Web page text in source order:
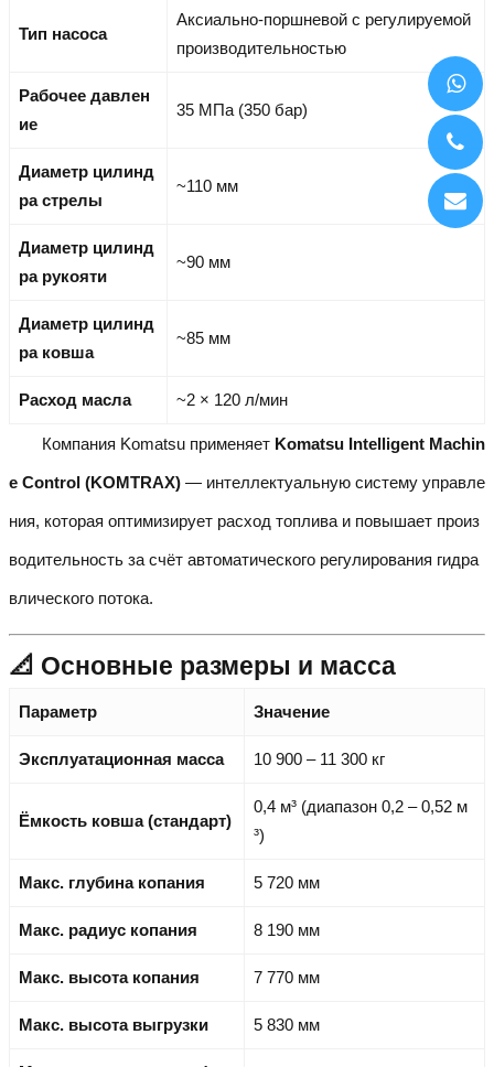
Тип насоса
Аксиально-поршневой с регулируемой
производительностью
Рабочее давлен
ие
35 МПа (350 бар)
Диаметр цилинд
ра стрелы
~110 мм
Диаметр цилинд
ра рукояти
~90 мм
Диаметр цилинд
ра ковша
~85 мм
Расход масла ~2 × 120 л/мин
Компания Komatsu применяет Komatsu Intelligent Machin
e Control (KOMTRAX) — интеллектуальную систему управле
ния, которая оптимизирует расход топлива и повышает произ
водительность за счёт автоматического регулирования гидра
влического потока.
📐 Основные размеры и масса
Параметр Значение
Эксплуатационная масса 10 900 – 11 300 кг
Ёмкость ковша (стандарт)
0,4 м³ (диапазон 0,2 – 0,52 м
³)
Макс. глубина копания 5 720 мм
Макс. радиус копания 8 190 мм
Макс. высота копания 7 770 мм
Макс. высота выгрузки 5 830 мм